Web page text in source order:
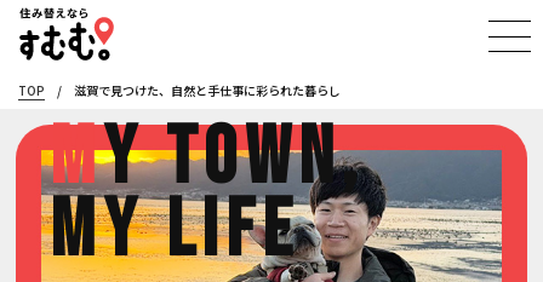
TOP / 滋賀で見つけた、自然と手仕事に彩られた暮らし
My Town,
My Life